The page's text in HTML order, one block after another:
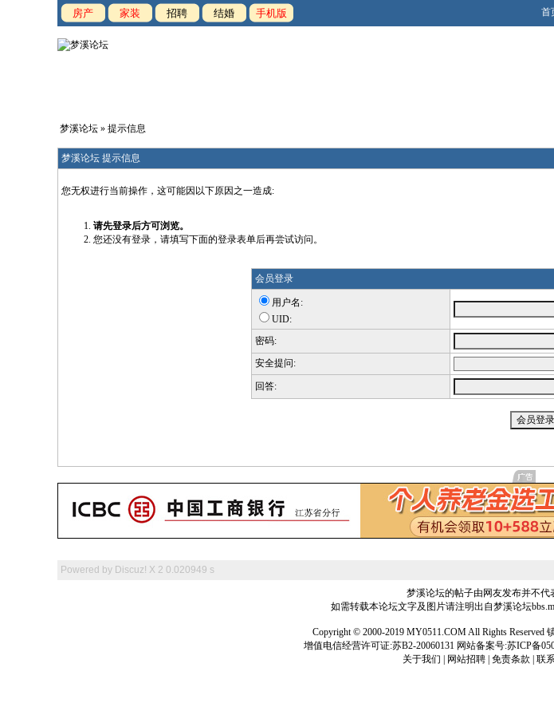
房产 家装 招聘 结婚 手机版 首
梦溪论坛 » 提示信息
梦溪论坛 提示信息
您无权进行当前操作，这可能因以下原因之一造成:
请先登录后方可浏览。
您还没有登录，请填写下面的登录表单后再尝试访问。
会员登录
用户名:
UID:
密码:
安全提问:
回答:
Powered by Discuz! X 2 0.020949 s
梦溪论坛的帖子由网友发布并不代
如需转载本论坛文字及图片请注明出自梦溪论坛
Copyright © 2000-2019 MY0511.COM All Rights
增值电信经营许可证:苏B2-20060131 网站备案号:苏ICP备
关于我们
网站招聘 免责条款 联